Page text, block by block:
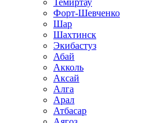
Темиртау
Форт-Шевченко
Шар
Шахтинск
Экибастуз
Абай
Акколь
Аксай
Алга
Арал
Атбасар